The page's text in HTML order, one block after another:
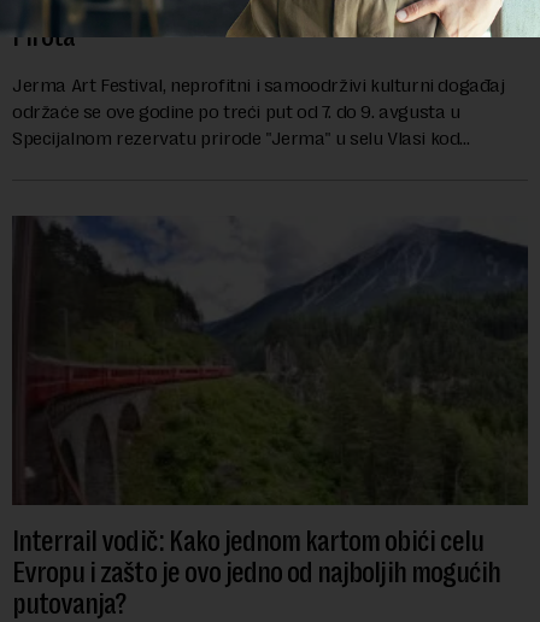
Pirota
Jerma Art Festival, neprofitni i samoodrživi kulturni događaj
održaće se ove godine po treći put od 7. do 9. avgusta u
Specijalnom rezervatu prirode "Jerma" u selu Vlasi kod
Interrail vodič: Kako jednom kartom obići celu
Evropu i zašto je ovo jedno od najboljih mogućih
putovanja?